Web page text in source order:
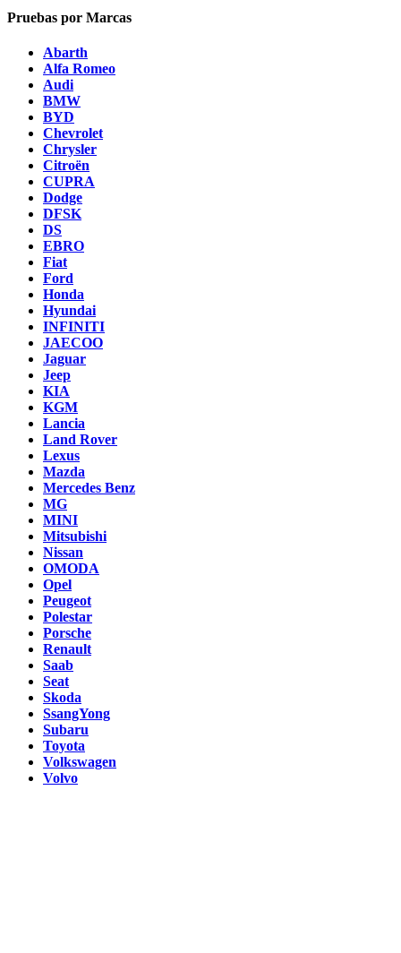
Pruebas por Marcas
Abarth
Alfa Romeo
Audi
BMW
BYD
Chevrolet
Chrysler
Citroën
CUPRA
Dodge
DFSK
DS
EBRO
Fiat
Ford
Honda
Hyundai
INFINITI
JAECOO
Jaguar
Jeep
KIA
KGM
Lancia
Land Rover
Lexus
Mazda
Mercedes Benz
MG
MINI
Mitsubishi
Nissan
OMODA
Opel
Peugeot
Polestar
Porsche
Renault
Saab
Seat
Skoda
SsangYong
Subaru
Toyota
Volkswagen
Volvo